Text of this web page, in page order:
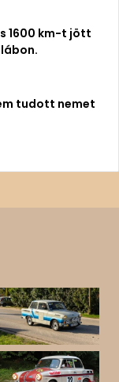
1600 km-t jött
tudott nemet